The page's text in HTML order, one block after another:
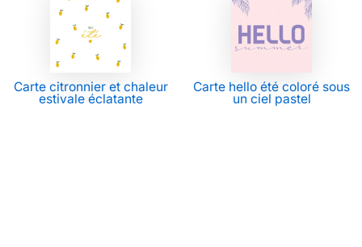
Carte citronnier et chaleur
estivale éclatante
Carte hello été coloré sous
un ciel pastel